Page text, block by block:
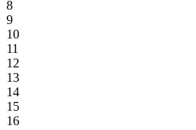
8
9
10
11
12
13
14
15
16